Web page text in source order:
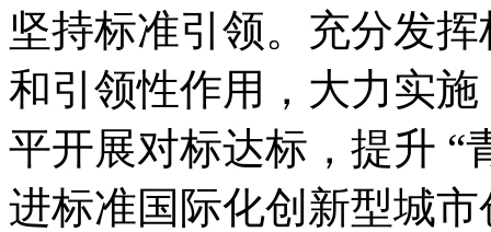
坚持标准引领。充分发
和引领性作用，大力实
平开展对标达标，提升 “
进标准国际化创新型城